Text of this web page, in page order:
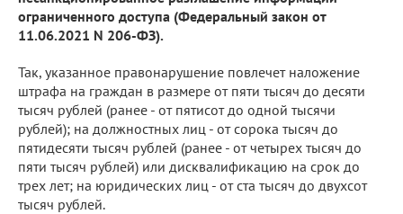
ограниченного доступа (Федеральный закон от
11.06.2021 N 206-ФЗ).
Так, указанное правонарушение повлечет наложение
штрафа на граждан в размере от пяти тысяч до десяти
тысяч рублей (ранее - от пятисот до одной тысячи
рублей); на должностных лиц - от сорока тысяч до
пятидесяти тысяч рублей (ранее - от четырех тысяч до
пяти тысяч рублей) или дисквалификацию на срок до
трех лет; на юридических лиц - от ста тысяч до двухсот
тысяч рублей.